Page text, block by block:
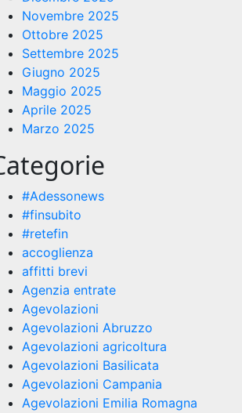
Novembre 2025
Ottobre 2025
Settembre 2025
Giugno 2025
Maggio 2025
Aprile 2025
Marzo 2025
#Adessonews
#finsubito
#retefin
accoglienza
affitti brevi
Agenzia entrate
Agevolazioni
Agevolazioni Abruzzo
Agevolazioni agricoltura
Agevolazioni Basilicata
Agevolazioni Campania
Agevolazioni Emilia Romagna